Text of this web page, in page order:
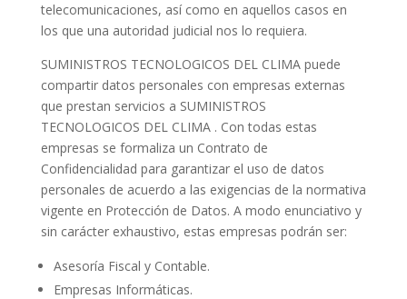
telecomunicaciones, así como en aquellos casos en
los que una autoridad judicial nos lo requiera.
SUMINISTROS TECNOLOGICOS DEL CLIMA puede
compartir datos personales con empresas externas
que prestan servicios a SUMINISTROS
TECNOLOGICOS DEL CLIMA . Con todas estas
empresas se formaliza un Contrato de
Confidencialidad para garantizar el uso de datos
personales de acuerdo a las exigencias de la normativa
vigente en Protección de Datos. A modo enunciativo y
sin carácter exhaustivo, estas empresas podrán ser:
Asesoría Fiscal y Contable.
Empresas Informáticas.